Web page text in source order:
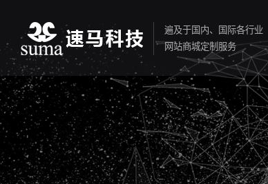
遍及于国内、国际各行业
网站商城定制服务